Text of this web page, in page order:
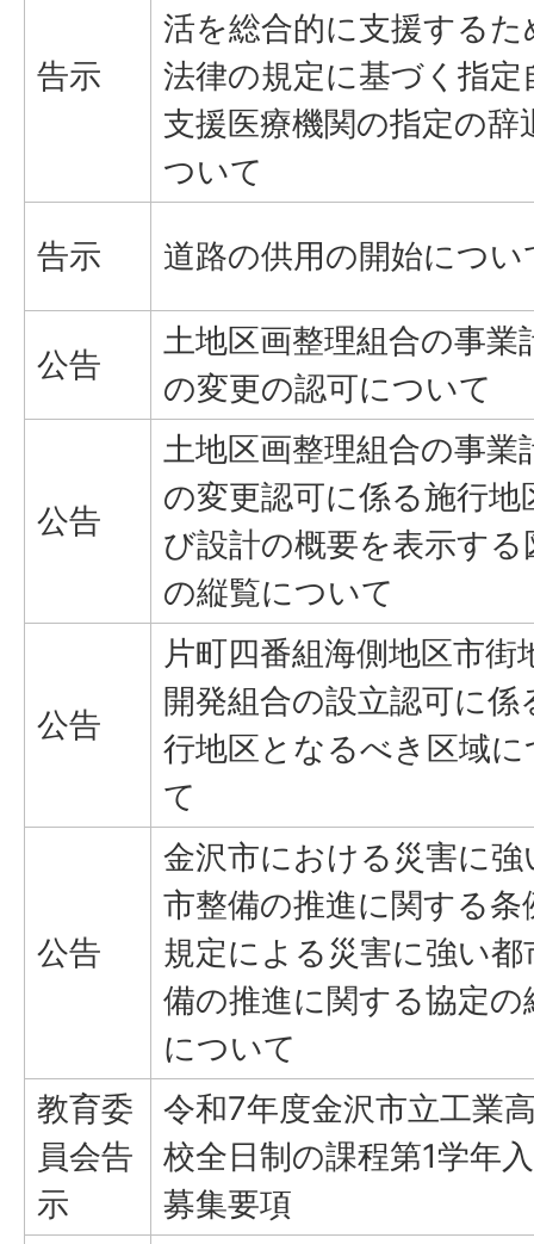
告示
活を総合的に支援するた
法律の規定に基づく指定
支援医療機関の指定の辞
ついて
告示 道路の供用の開始につい
公告
土地区画整理組合の事業
の変更の認可について
公告
土地区画整理組合の事業
の変更認可に係る施行地
び設計の概要を表示する
の縦覧について
公告
片町四番組海側地区市街
開発組合の設立認可に係
行地区となるべき区域に
て
公告
金沢市における災害に強
市整備の推進に関する条
規定による災害に強い都
備の推進に関する協定の
について
教育委
員会告
示
令和7年度金沢市立工業
校全日制の課程第1学年
募集要項